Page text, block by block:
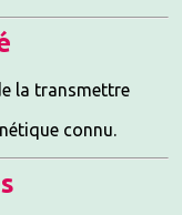
la transmettre
connu.